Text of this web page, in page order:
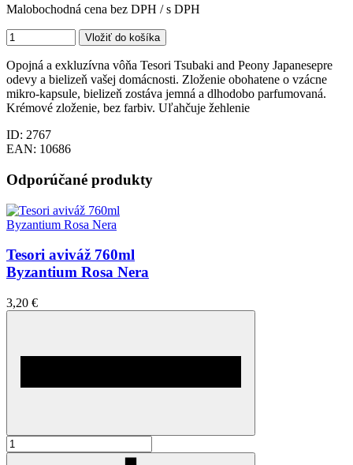
Malobochodná cena bez DPH / s DPH
Vložiť do košíka
Opojná a exkluzívna vôňa Tesori Tsubaki and Peony Japanesepre
odevy a bielizeň vašej domácnosti. Zloženie obohatene o vzácne
mikro-kapsule, bielizeň zostáva jemná a dlhodobo parfumovaná.
Krémové zloženie, bez farbiv. Uľahčuje žehlenie
ID: 2767
EAN: 10686
Odporúčané produkty
Tesori aviváž 760ml
Byzantium Rosa Nera
3,20 €